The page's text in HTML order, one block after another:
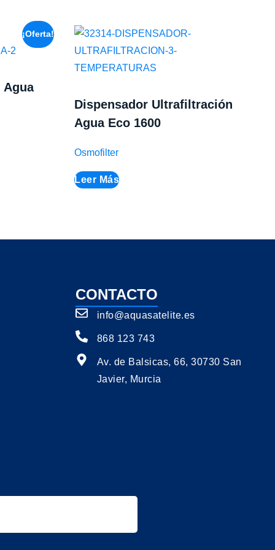
¡Oferta!
Dispensador Ultrafiltración
Agua Eco 1600
Osmofilter
Leer Más
CONTACTO
info@aquasatelite.es
868 123 743
Av. de Balsicas, 66, 30730 San
Javier, Murcia